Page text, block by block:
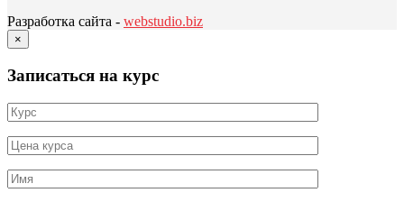
Разработка сайта - webstudio.biz
×
Записаться на курс